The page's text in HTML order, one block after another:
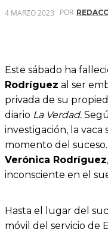
4 MARZO 2023 POR
Este sábado ha
Rodríguez al ser
privada de su
diario La Verdad.
investigación, la vaca
momento del
Verónica Rodríguez
inconsciente en el
Hasta el lugar del
móvil del servicio de